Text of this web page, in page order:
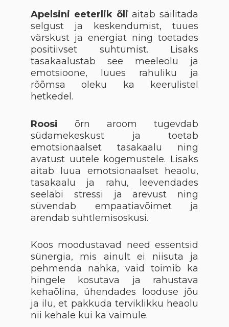
Apelsini eeterlik õli aitab säilitada
selgust ja keskendumist, tuues
värskust ja energiat ning toetades
positiivset suhtumist. Lisaks
tasakaalustab see meeleolu ja
emotsioone, luues rahuliku ja
rõõmsa oleku ka keerulistel
hetkedel.
Roosi õrn aroom tugevdab
südamekeskust ja toetab
emotsionaalset tasakaalu ning
avatust uutele kogemustele. Lisaks
aitab luua emotsionaalset heaolu,
tasakaalu ja rahu, leevendades
seeläbi stressi ja ärevust ning
süvendab empaatiavõimet ja
arendab suhtlemisoskusi.
Koos moodustavad need essentsid
sünergia, mis ainult ei niisuta ja
pehmenda nahka, vaid toimib ka
hingele kosutava ja rahustava
kehaõlina, ühendades looduse jõu
ja ilu, et pakkuda terviklikku heaolu
nii kehale kui ka vaimule.